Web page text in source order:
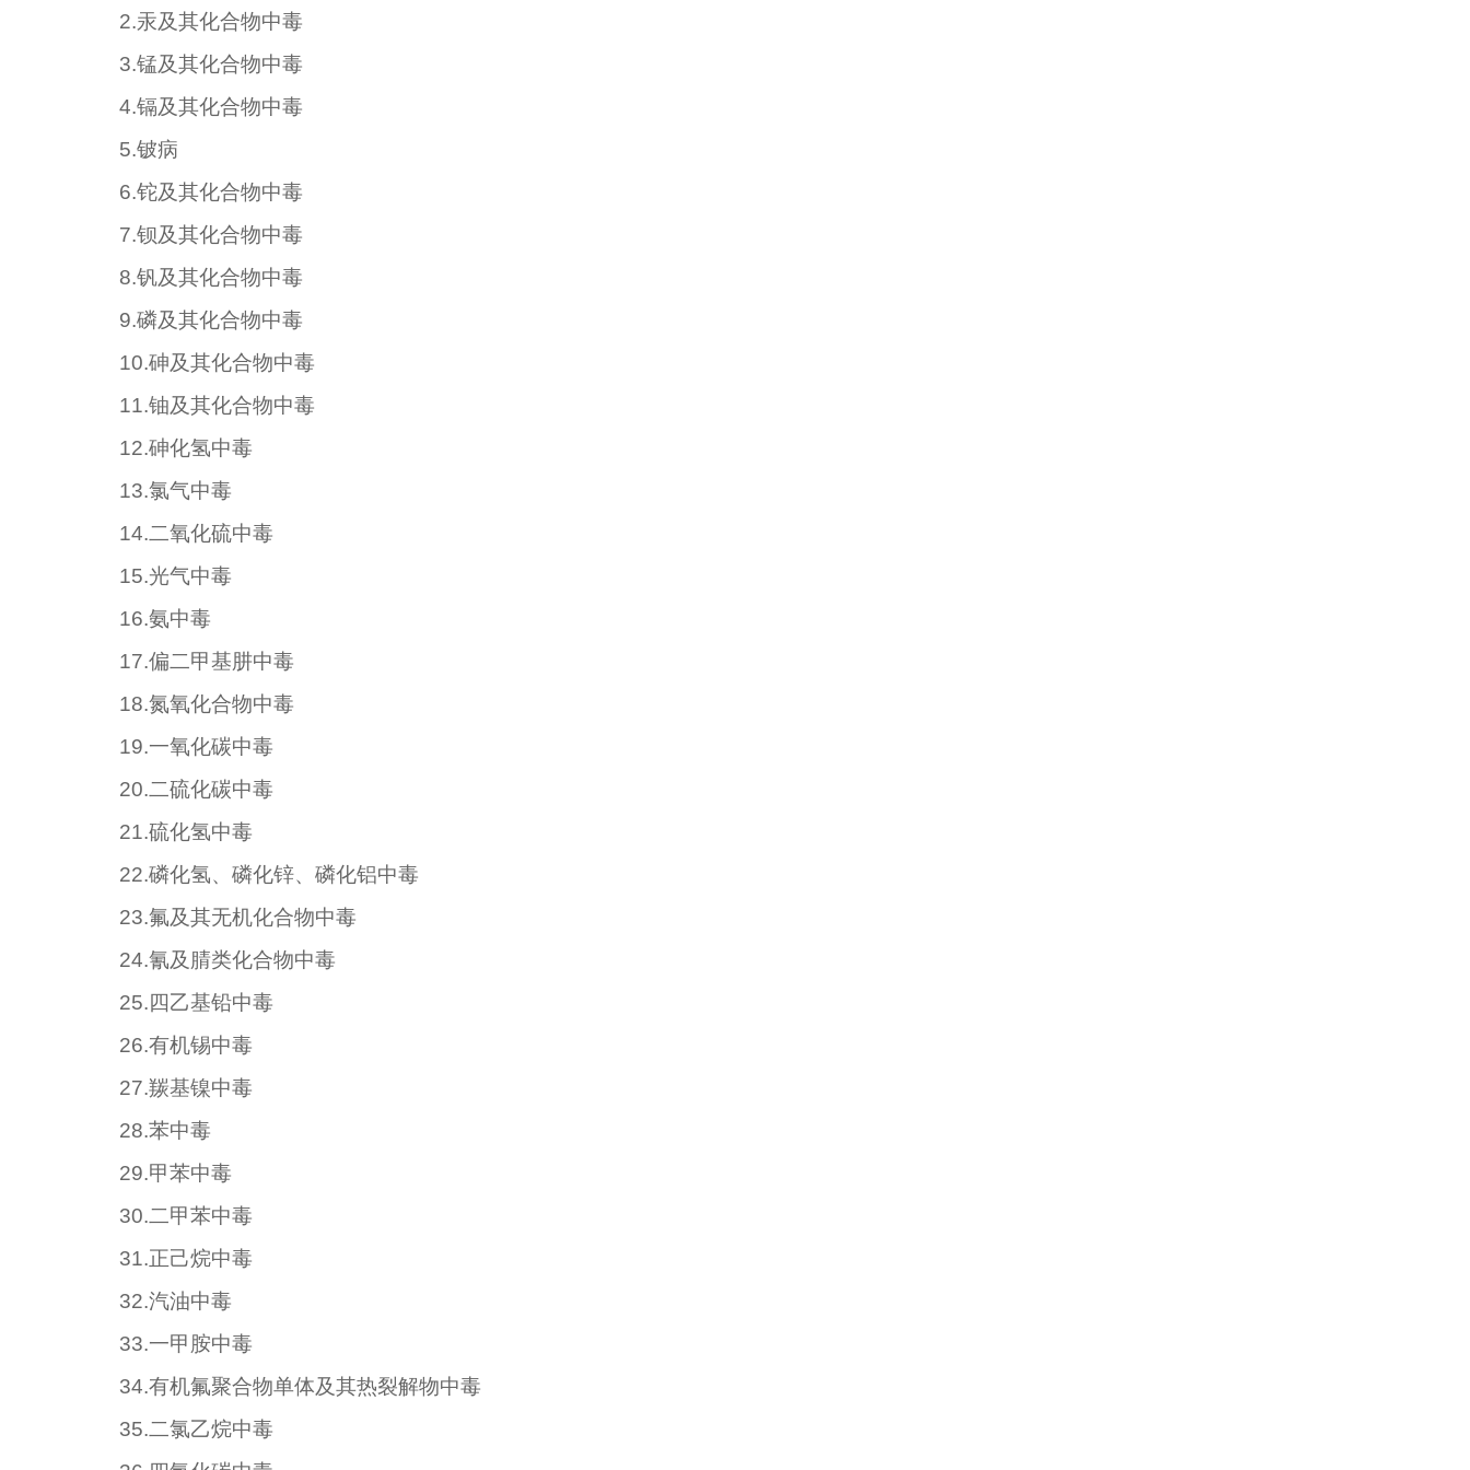
2.汞及其化合物中毒
3.锰及其化合物中毒
4.镉及其化合物中毒
5.铍病
6.铊及其化合物中毒
7.钡及其化合物中毒
8.钒及其化合物中毒
9.磷及其化合物中毒
10.砷及其化合物中毒
11.铀及其化合物中毒
12.砷化氢中毒
13.氯气中毒
14.二氧化硫中毒
15.光气中毒
16.氨中毒
17.偏二甲基肼中毒
18.氮氧化合物中毒
19.一氧化碳中毒
20.二硫化碳中毒
21.硫化氢中毒
22.磷化氢、磷化锌、磷化铝中毒
23.氟及其无机化合物中毒
24.氰及腈类化合物中毒
25.四乙基铅中毒
26.有机锡中毒
27.羰基镍中毒
28.苯中毒
29.甲苯中毒
30.二甲苯中毒
31.正己烷中毒
32.汽油中毒
33.一甲胺中毒
34.有机氟聚合物单体及其热裂解物中毒
35.二氯乙烷中毒